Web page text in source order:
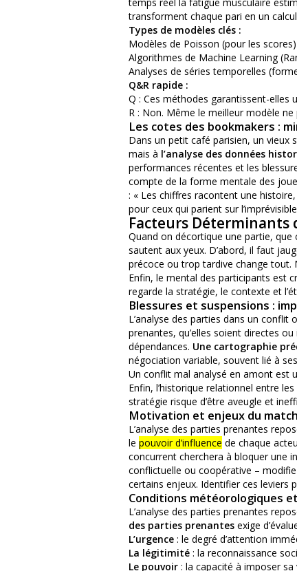
temps réel la fatigue musculaire
transforment chaque pari en un
Types de modèles clés :
Modèles de Poisson (pour les scores)
Algorithmes de Machine Learning
Analyses de séries temporelles
Q&R rapide :
Q : Ces méthodes garantissent-elles
R : Non. Même le meilleur modèle
Les cotes des bookmakers :
Dans un petit café parisien, un vieux
mais à l’analyse des données
performances récentes et les
compte de la forme mentale des
: « Les chiffres racontent une
pour ceux qui parient sur
Facteurs Déterminants
Quand on décortique une partie, que
sautent aux yeux. D’abord, il faut
précoce ou trop tardive change tout.
Enfin, le mental des participants est
regarde la stratégie, le contexte et
Blessures et suspensions :
L’analyse des parties dans un
prenantes, qu’elles soient directes
dépendances. Une cartographie
négociation variable, souvent lié à
Un conflit mal analysé en amont est
Enfin, l’historique relationnel entre
stratégie risque d’être aveugle et
Motivation et enjeux du match
L’analyse des parties prenantes
le pouvoir d’influence de chaque
concurrent cherchera à bloquer une
conflictuelle ou coopérative –
certains enjeux. Identifier ces leviers
Conditions météorologiques
L’analyse des parties prenantes
des parties prenantes exige
L’urgence : le degré d’attention
La légitimité : la reconnaissance
Le pouvoir : la capacité à imposer